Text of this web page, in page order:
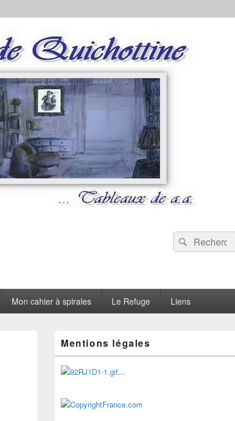
Recherche :
Rechercher
Mon cahier à spirales Le Refuge Liens
principale
de
widget
pour
barre
latérale
Mentions légales
...